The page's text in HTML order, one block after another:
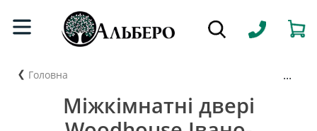
Головна ...
Міжкімнатні двері